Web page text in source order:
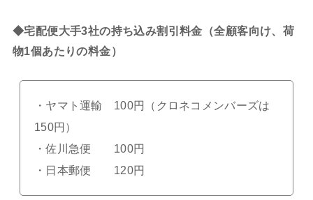
◆宅配便大手3社の持ち込み割引料金（全顧客向け、荷
物1個あたりの料金）
・ヤマト運輸 100円（クロネコメンバーズは
150円）
・佐川急便 100円
・日本郵便 120円